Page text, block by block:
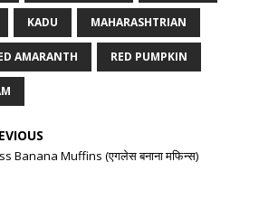
KADU MAHARASHTRIAN
AMARANTH RED PUMPKIN
Banana Muffins (एगलेस बनाना मफिन्स)